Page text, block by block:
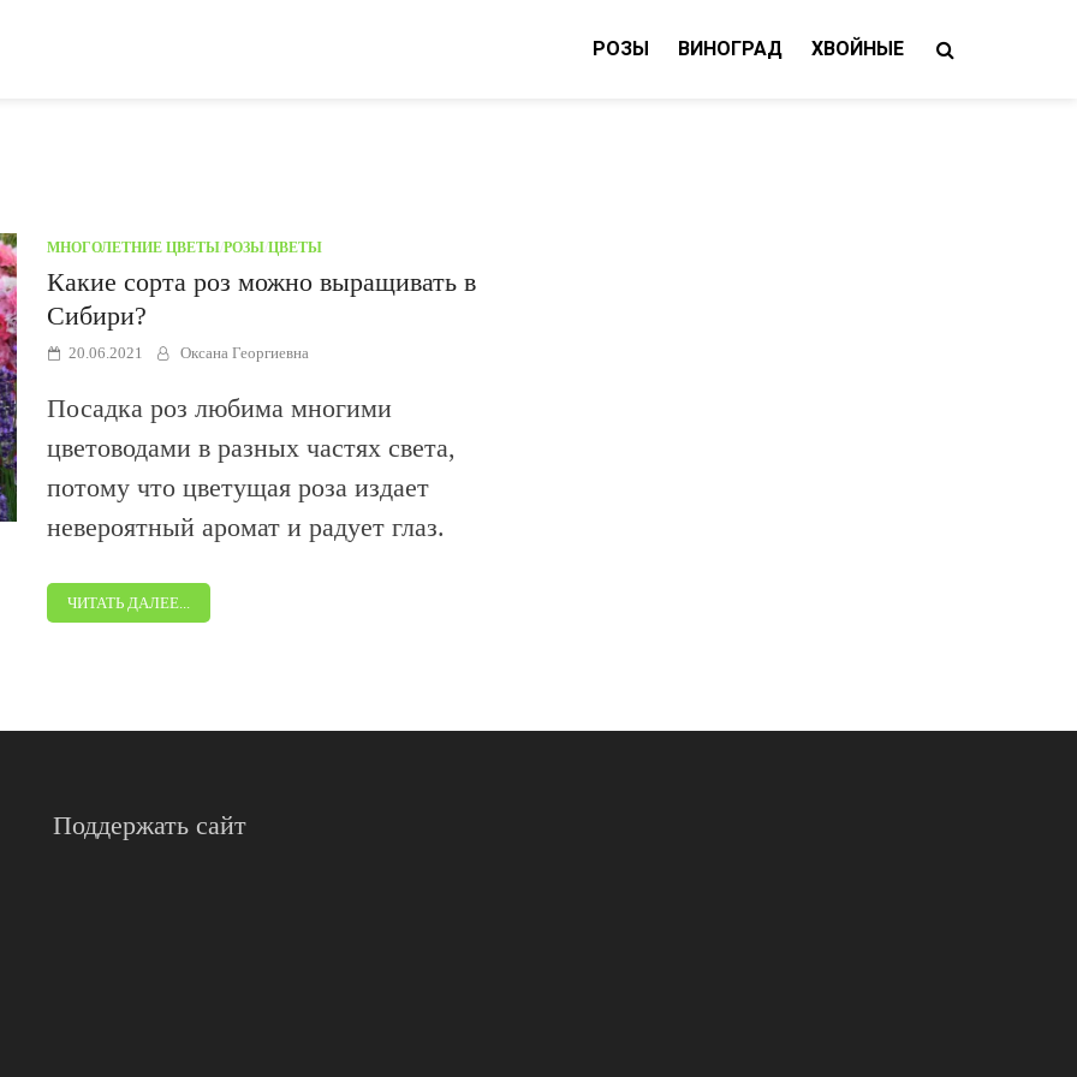
РОЗЫ ВИНОГРАД ХВОЙНЫЕ
МНОГОЛЕТНИЕ ЦВЕТЫ РОЗЫ ЦВЕТЫ
Какие сорта роз можно выращивать в
Сибири?
20.06.2021 Оксана Георгиевна
Посадка роз любима многими
цветоводами в разных частях света,
потому что цветущая роза издает
невероятный аромат и радует глаз.
ЧИТАТЬ ДАЛЕЕ...
Поддержать сайт